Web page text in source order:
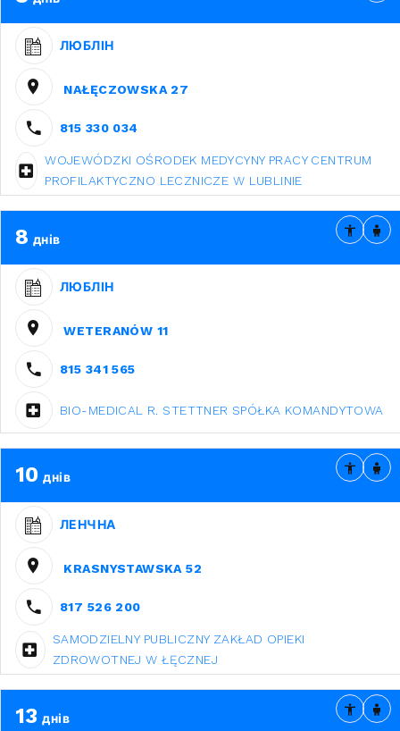
ЛЮБЛІН
NAŁĘCZOWSKA 27
815 330 034
WOJEWÓDZKI OŚRODEK MEDYCYNY PRACY CENTRUM
PROFILAKTYCZNO LECZNICZE W LUBLINIE
8 днів
ЛЮБЛІН
WETERANÓW 11
815 341 565
BIO-MEDICAL R. STETTNER SPÓŁKA KOMANDYTOWA
10 днів
ЛЕНЧНА
KRASNYSTAWSKA 52
817 526 200
SAMODZIELNY PUBLICZNY ZAKŁAD OPIEKI
ZDROWOTNEJ W ŁĘCZNEJ
13 днів